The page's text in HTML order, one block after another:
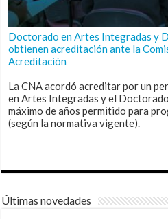
Doctorado en Artes Integradas y
obtienen acreditación ante la
Acreditación
La CNA acordó acreditar por un
en Artes Integradas y el
máximo de años permitido para
(según la normativa vigente).
Últimas novedades